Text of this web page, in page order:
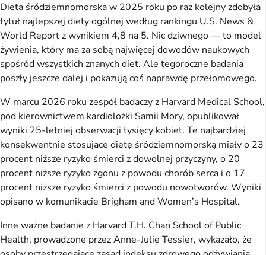
Dieta śródziemnomorska w 2025 roku po raz kolejny zdobyła
tytuł najlepszej diety ogólnej według rankingu U.S. News &
World Report z wynikiem 4,8 na 5. Nic dziwnego — to model
żywienia, który ma za sobą najwięcej dowodów naukowych
spośród wszystkich znanych diet. Ale tegoroczne badania
poszły jeszcze dalej i pokazują coś naprawdę przełomowego.
W marcu 2026 roku zespół badaczy z Harvard Medical School,
pod kierownictwem kardiolożki Samii Mory, opublikował
wyniki 25-letniej obserwacji tysięcy kobiet. Te najbardziej
konsekwentnie stosujące dietę śródziemnomorską miały o 23
procent niższe ryzyko śmierci z dowolnej przyczyny, o 20
procent niższe ryzyko zgonu z powodu chorób serca i o 17
procent niższe ryzyko śmierci z powodu nowotworów. Wyniki
opisano w komunikacie Brigham and Women’s Hospital.
Inne ważne badanie z Harvard T.H. Chan School of Public
Health, prowadzone przez Anne-Julie Tessier, wykazało, że